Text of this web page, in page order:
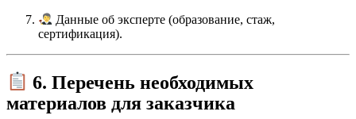
Данные об эксперте (образование, стаж,
сертификация).
6. Перечень необходимых
материалов для заказчика